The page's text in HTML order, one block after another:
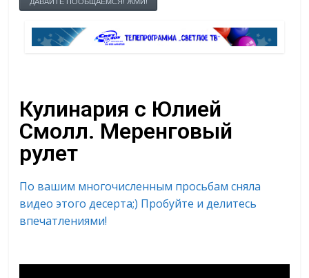
Кулинария с Юлией
Смолл. Меренговый
рулет
По вашим многочисленным просьбам сняла
видео этого десерта;) Пробуйте и делитесь
впечатлениями!